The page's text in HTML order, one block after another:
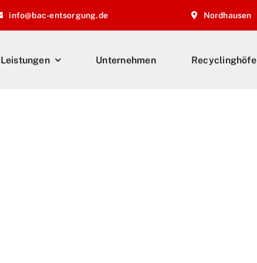
info@bac-entsorgung.de Nordhausen
Leistungen Unternehmen Recyclinghöfe